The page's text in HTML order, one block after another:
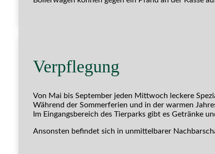
Verpflegung
Von Mai bis September jeden Mittwoch leckere
Während der Sommerferien und in der warmen
Im Eingangsbereich des Tierparks gibt es Getränke
Ansonsten befindet sich in unmittelbarer